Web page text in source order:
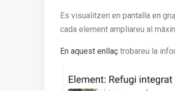
Es visualitzen en pantalla en
cada element ampliareu al
En aquest enllaç trobareu la